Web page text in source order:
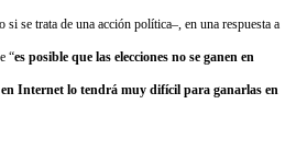
se trata de una acción política–, en una respuesta a
“es posible que las elecciones no se ganen en
Internet lo tendrá muy difícil para ganarlas en